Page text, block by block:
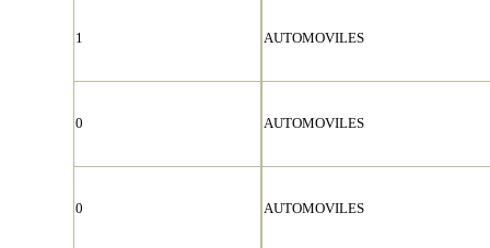
1 AUTOMOVILES
0 AUTOMOVILES
0 AUTOMOVILES